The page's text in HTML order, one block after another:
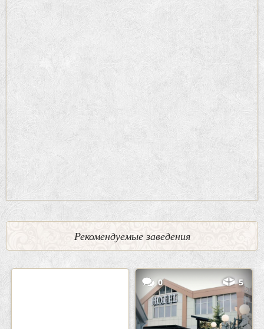
Рекомендуемые заведения
0 5